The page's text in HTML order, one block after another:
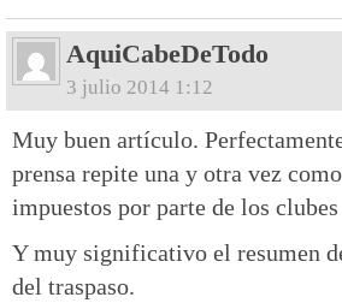
AquiCabeDeTodo
3 julio 2014 1:12
Muy buen artículo.
prensa repite una y otra vez
impuestos por parte de los
Y muy significativo el resumen
del traspaso.